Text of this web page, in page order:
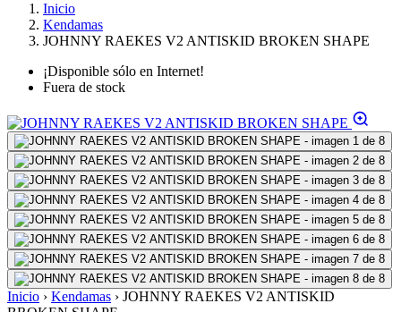
Inicio
Kendamas
JOHNNY RAEKES V2 ANTISKID BROKEN SHAPE
¡Disponible sólo en Internet!
Fuera de stock
Inicio › Kendamas › JOHNNY RAEKES V2 ANTISKID